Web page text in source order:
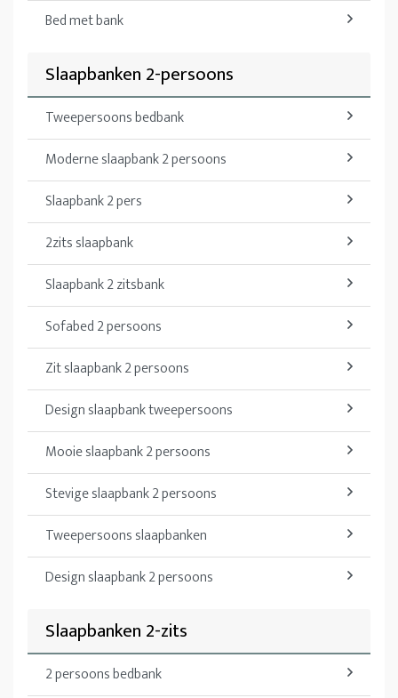
Bed met bank
Slaapbanken 2-persoons
Tweepersoons bedbank
Moderne slaapbank 2 persoons
Slaapbank 2 pers
2zits slaapbank
Slaapbank 2 zitsbank
Sofabed 2 persoons
Zit slaapbank 2 persoons
Design slaapbank tweepersoons
Mooie slaapbank 2 persoons
Stevige slaapbank 2 persoons
Tweepersoons slaapbanken
Design slaapbank 2 persoons
Slaapbanken 2-zits
2 persoons bedbank